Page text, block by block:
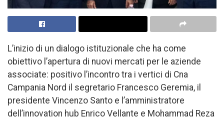
L’inizio di un dialogo istituzionale che ha come
obiettivo l’apertura di nuovi mercati per le aziende
associate: positivo l’incontro tra i vertici di Cna
Campania Nord il segretario Francesco Geremia, il
presidente Vincenzo Santo e l’amministratore
dell’innovation hub Enrico Vellante e Mohammad Reza